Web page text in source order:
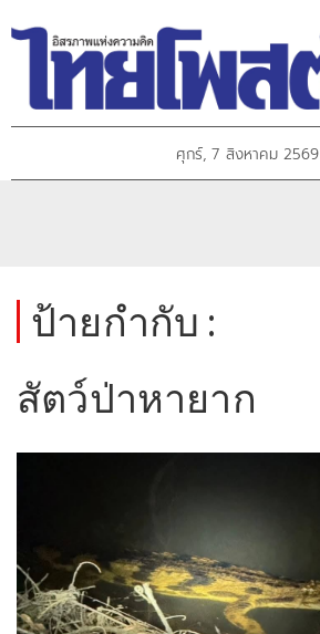
ศุกร์, 7 สิงหาคม 2569
ป้ายกำกับ :
สัตว์ป่าหายาก